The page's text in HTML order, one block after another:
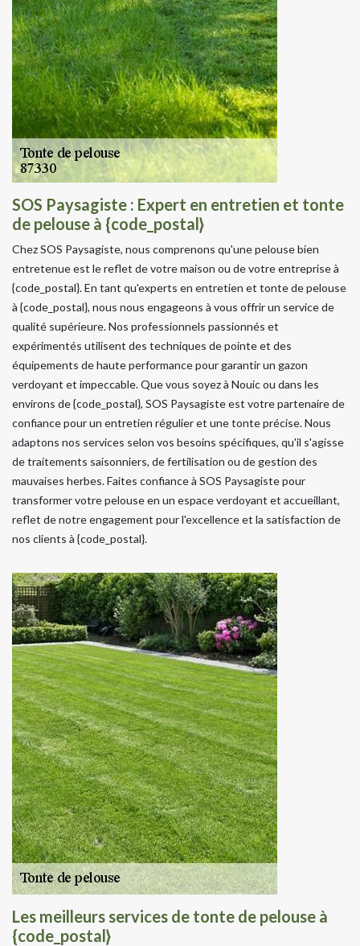
SOS Paysagiste : Expert en entretien et tonte
de pelouse à {code_postal}
Chez SOS Paysagiste, nous comprenons qu'une pelouse bien
entretenue est le reflet de votre maison ou de votre entreprise à
{code_postal}. En tant qu'experts en entretien et tonte de pelouse
à {code_postal}, nous nous engageons à vous offrir un service de
qualité supérieure. Nos professionnels passionnés et
expérimentés utilisent des techniques de pointe et des
équipements de haute performance pour garantir un gazon
verdoyant et impeccable. Que vous soyez à Nouic ou dans les
environs de {code_postal}, SOS Paysagiste est votre partenaire de
confiance pour un entretien régulier et une tonte précise. Nous
adaptons nos services selon vos besoins spécifiques, qu'il s'agisse
de traitements saisonniers, de fertilisation ou de gestion des
mauvaises herbes. Faites confiance à SOS Paysagiste pour
transformer votre pelouse en un espace verdoyant et accueillant,
reflet de notre engagement pour l'excellence et la satisfaction de
nos clients à {code_postal}.
Les meilleurs services de tonte de pelouse à
{code_postal}